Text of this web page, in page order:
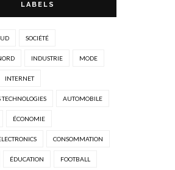
LABELS
SOCIÉTÉ
INDUSTRIE MODE
INTERNET
AUTOMOBILE
ÉCONOMIE
CONSOMMATION
ÉDUCATION FOOTBALL